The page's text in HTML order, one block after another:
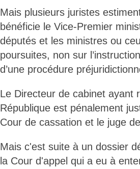
Mais plusieurs juristes
bénéficie le Vice-Premier
députés et les ministres ou
poursuites, non sur
d’une procédure
Le Directeur de cabinet ayant
République est pénalement
Cour de cassation et le juge
Mais c'est suite à un dossier
la Cour d'appel qui a eu à